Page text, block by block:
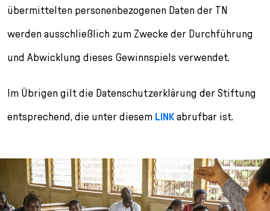
übermittelten personenbezogenen Daten der TN
werden ausschließlich zum Zwecke der Durchführung
und Abwicklung dieses Gewinnspiels verwendet.
Im Übrigen gilt die Datenschutzerklärung der Stiftung
entsprechend, die unter diesem LINKabrufbar ist.